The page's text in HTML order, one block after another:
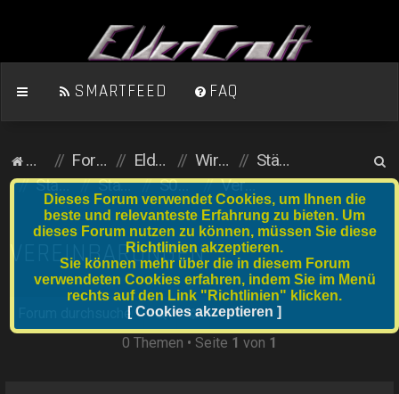
SMARTFEED FAQ
Homepage
Foren-Übersicht ElderCraft (Minecraft) Wirtschaftsserver
Städte und Anfängergrundstücke
Stadtserver
Stadtnummer S061 bis S080 S064 Emperor Vereinbarungen
u
VEREINBARUNGEN
SucheErweiterte Suche
0 Themen • Seite 1 von 1
Dieses Forum verwendet Cookies, um Ihnen die
beste und relevanteste Erfahrung zu bieten. Um
dieses Forum nutzen zu können, müssen Sie diese
Richtlinien akzeptieren.
Sie können mehr über die in diesem Forum
verwendeten Cookies erfahren, indem Sie im Menü
rechts auf den Link "Richtlinien" klicken.
[ Cookies akzeptieren ]